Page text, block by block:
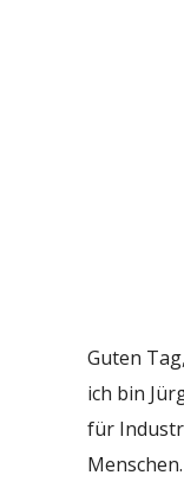
Guten Tag,
ich bin
für
Menschen.